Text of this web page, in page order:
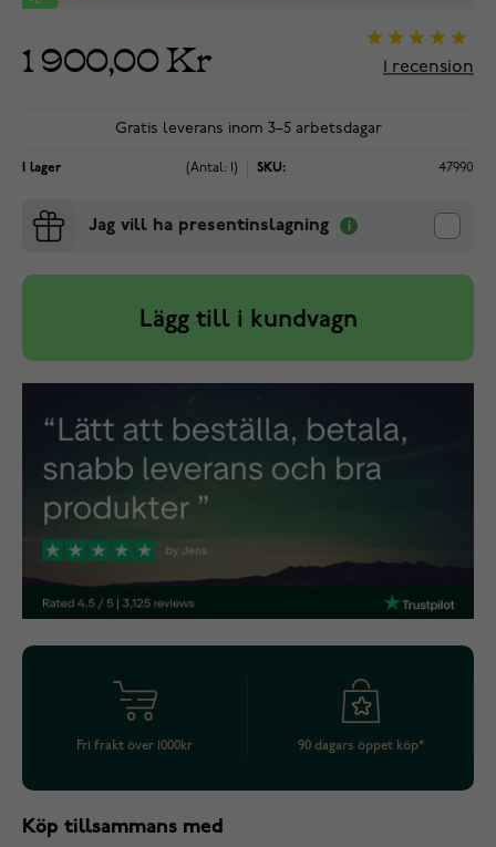
1 900,00 Kr 1 recension
Gratis leverans inom 3–5 arbetsdagar
I lager (Antal: 1) SKU: 47990
Jag vill ha presentinslagning
Lägg till i kundvagn
Fri frakt över 1000kr 90 dagars öppet köp*
Köp tillsammans med